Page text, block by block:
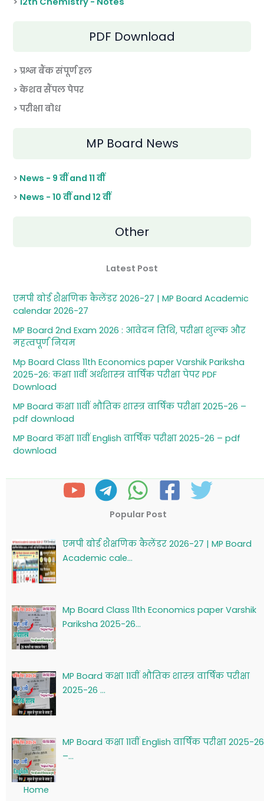
PDF Download
> प्रश्न बैंक संपूर्ण हल
> केशव सैंपल पेपर
> परीक्षा बोध
MP Board News
> News - 9 वीं and 11 वीं
> News - 10 वीं and 12 वीं
Other
Latest Post
एमपी बोर्ड शैक्षणिक कैलेंडर 2026-27 | MP Board Academic
calendar 2026-27
MP Board 2nd Exam 2026 : आवेदन तिथि, परीक्षा शुल्‍क और
महत्‍वपूर्ण नियम
Mp Board Class 11th Economics paper Varshik Pariksha
2025-26: कक्षा 11वीं अर्थशास्‍त्र वार्षिक परीक्षा पेपर PDF
Download
MP Board कक्षा 11वीं भौतिक शास्‍त्र वार्षिक परीक्षा 2025-26 –
pdf download
MP Board कक्षा 11वीं English वार्षिक परीक्षा 2025-26 – pdf
download
Popular Post
एमपी बोर्ड शैक्षणिक कैलेंडर 2026-27 | MP Board
Academic cale…
Mp Board Class 11th Economics paper Varshik
Pariksha 2025-26…
MP Board कक्षा 11वीं भौतिक शास्‍त्र वार्षिक परीक्षा
2025-26 …
MP Board कक्षा 11वीं English वार्षिक परीक्षा 2025-26
–…
Home